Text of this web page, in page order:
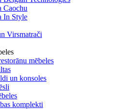
Caochu
In Style
Virsmatrači
mēbeles
un konsoles
komplekti